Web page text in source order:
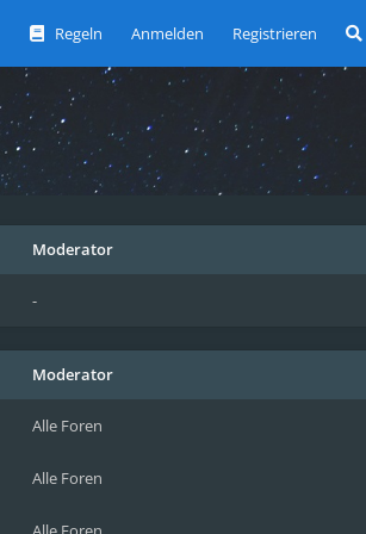
Regeln Anmelden Registrieren
Moderator
-
Moderator
Alle Foren
Alle Foren